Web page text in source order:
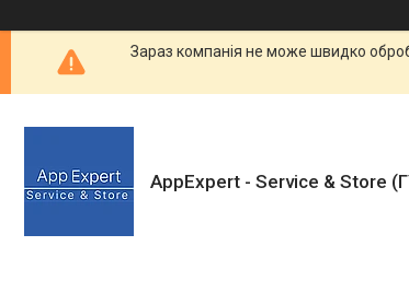
Зараз компанія не може швидко
AppExpert - Service & Store